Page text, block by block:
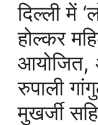
दिल्ली में
होल्कर
आयोजित,
रुपाली
मुखर्जी